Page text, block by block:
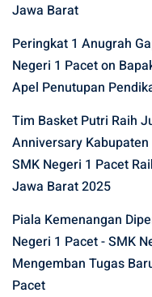
Jawa Barat
Peringkat 1 Anugrah
Negeri 1 Paceton
Apel Penutupan
Tim Basket Putri Raih
Anniversary
SMK Negeri 1 Pacet
Jawa Barat 2025
Piala Kemenangan
Negeri 1 Pacet - SMK
Mengemban Tugas
Pacet